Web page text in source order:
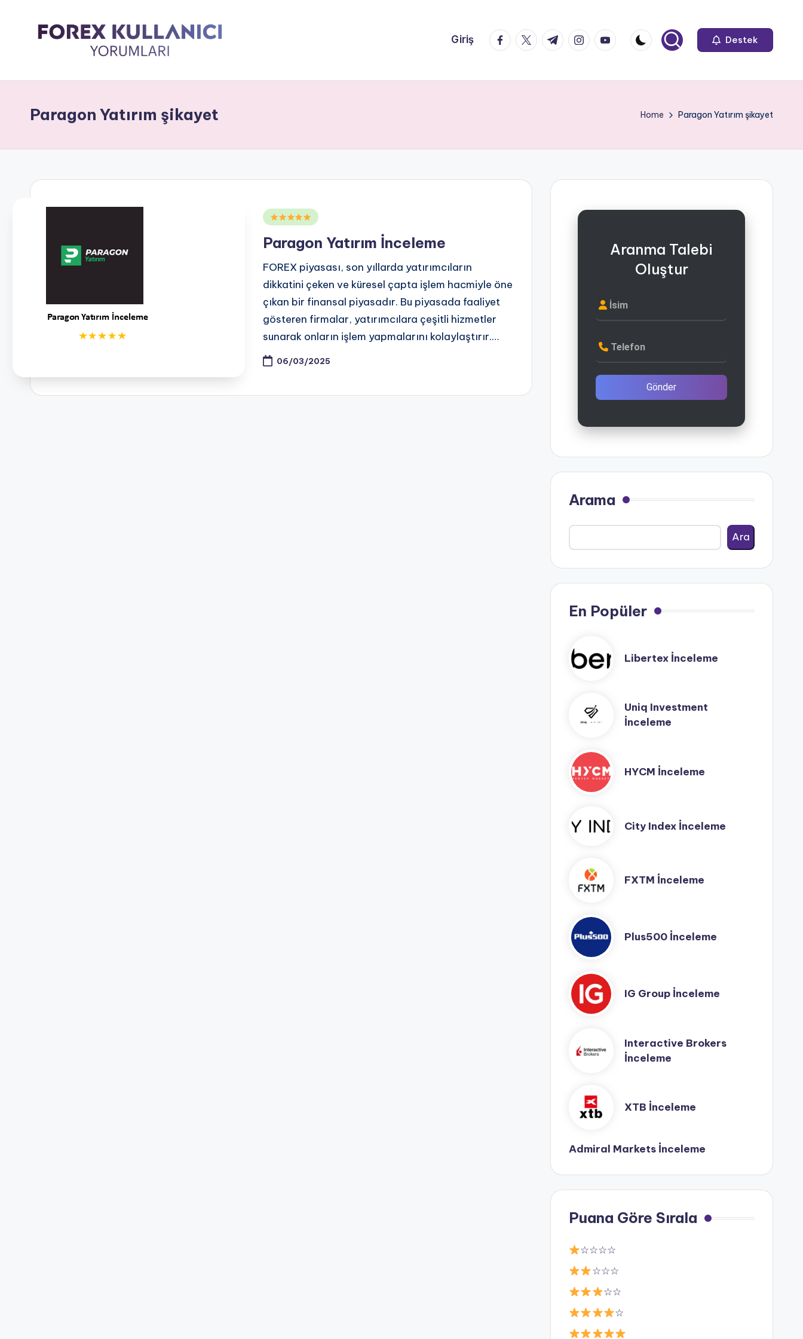
Giriş facebook.com
twitter.com
t.me instagram.com
youtube.com Destek
Paragon Yatırım şikayet Home Paragon Yatırım şikayet
Posted
Paragon Yatırım İnceleme
FOREX piyasası, son yıllarda yatırımcıların
dikkatini çeken ve küresel çapta işlem hacmiyle öne
çıkan bir finansal piyasadır. Bu piyasada faaliyet
gösteren firmalar, yatırımcılara çeşitli hizmetler
sunarak onların işlem yapmalarını kolaylaştırır.…
06/03/2025
Aranma Talebi
Oluştur
İsim
Telefon
Gönder
Arama
Ara
En Popüler
Libertex İnceleme
Uniq Investment
İnceleme
HYCM İnceleme
City Index İnceleme
FXTM İnceleme
Plus500 İnceleme
IG Group İnceleme
Interactive Brokers
İnceleme
XTB İnceleme
Admiral Markets İnceleme
Puana Göre Sırala
☆☆☆☆
☆☆☆
☆☆
☆